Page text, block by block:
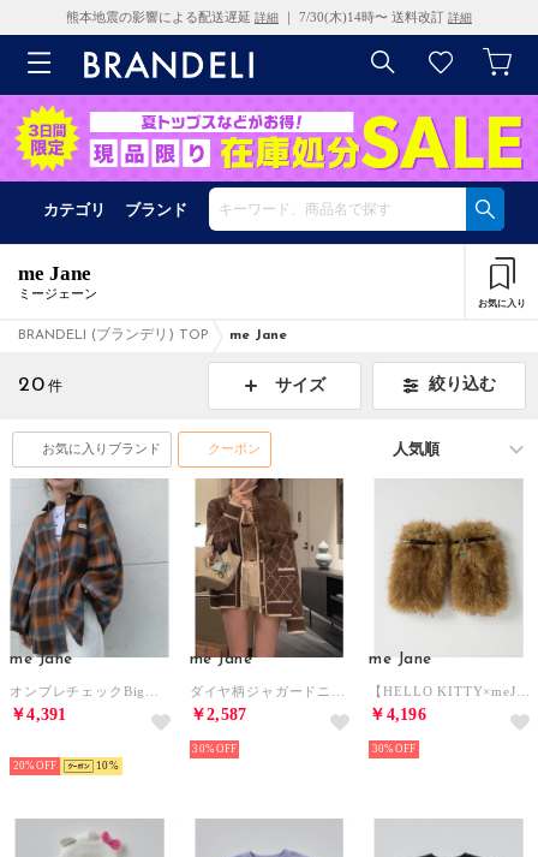
熊本地震の影響による配送遅延 詳細 ｜ 7/30(木)14時〜 送料改訂 詳細
カテゴリ ブランド
me Jane
ミージェーン
お気に入り
BRANDELI (ブランデリ) TOP me Jane
20 件 サイズ 絞り込む
お気に入りブランド クーポン
me Jane
￥4,391
20% 10
me Jane
￥2,587
30%
me Jane
￥4,196
30%